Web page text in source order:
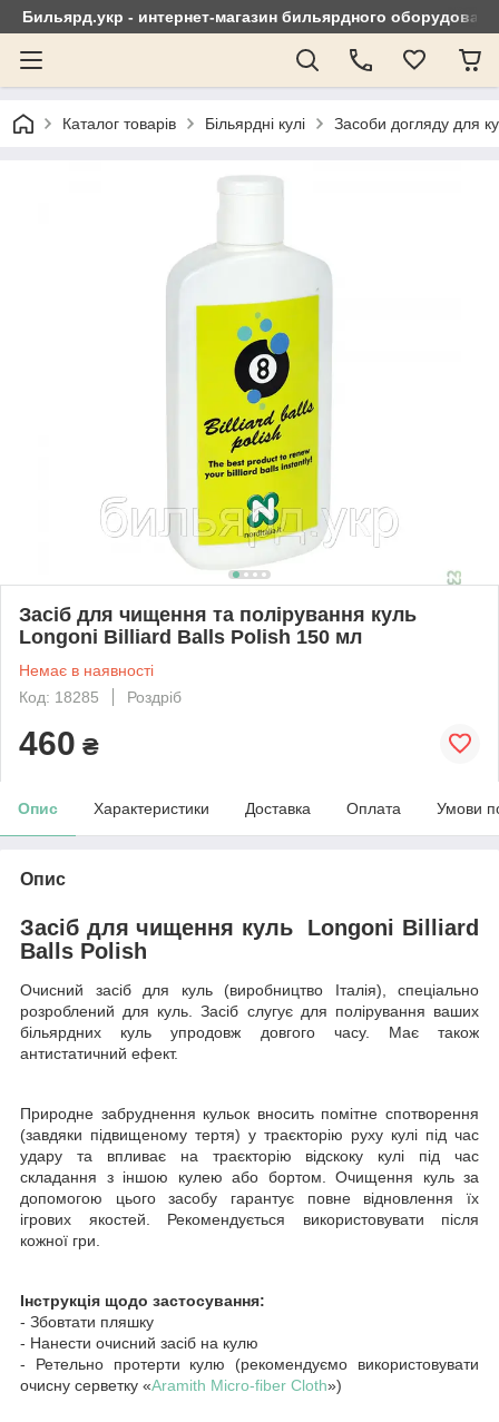
Бильярд.укр - интернет-магазин бильярдного
Каталог товарів Більярдні кулі Засоби догляду для
Засіб для чищення та полірування куль
Longoni Billiard Balls Polish 150 мл
Немає в наявності
Код: 18285
Роздріб
460 ₴
Опис Характеристики Доставка Оплата Умови
Опис
Засіб для чищення куль Longoni Billiard
Balls Polish
Очисний засіб для куль (виробництво Італія), спеціально
розроблений для куль. Засіб слугує для полірування ваших
більярдних куль упродовж довгого часу. Має також
антистатичний ефект.
Природне забруднення кульок вносить помітне спотворення
(завдяки підвищеному тертя) у траєкторію руху кулі під час
удару та впливає на траєкторію відскоку кулі під час
складання з іншою кулею або бортом. Очищення куль за
допомогою цього засобу гарантує повне відновлення їх
ігрових якостей. Рекомендується використовувати після
кожної гри.
Інструкція щодо застосування:
- Збовтати пляшку
- Нанести очисний засіб на кулю
- Ретельно протерти кулю (рекомендуємо використовувати
очисну серветку «Aramith Micro-fiber Cloth»)